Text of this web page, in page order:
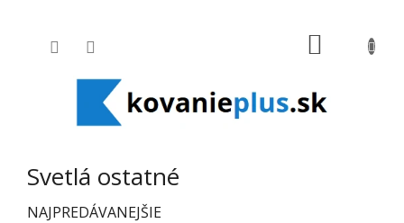
Svetlá ostatné
NAJPREDÁVANEJŠIE